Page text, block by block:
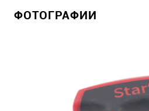
ФОТОГРАФИИ